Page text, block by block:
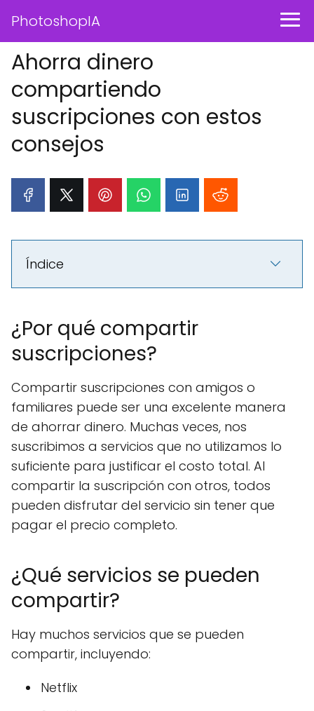
PhotoshopIA
Ahorra dinero
compartiendo
suscripciones con estos
consejos
Índice
¿Por qué compartir
suscripciones?
Compartir suscripciones con amigos o
familiares puede ser una excelente manera
de ahorrar dinero. Muchas veces, nos
suscribimos a servicios que no utilizamos lo
suficiente para justificar el costo total. Al
compartir la suscripción con otros, todos
pueden disfrutar del servicio sin tener que
pagar el precio completo.
¿Qué servicios se pueden
compartir?
Hay muchos servicios que se pueden
compartir, incluyendo:
Netflix